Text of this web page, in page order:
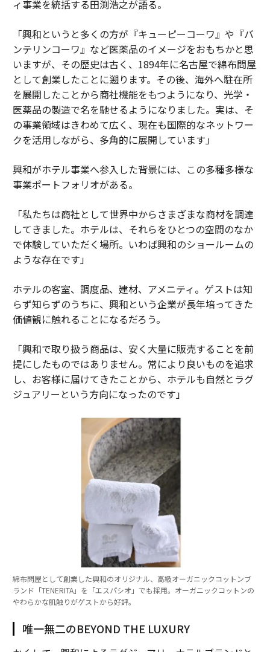
ィ事業を統括する田渕浩之が語る。
「興和というと多くの方が『キューピーコーワ』や『バ
ンテリンコーワ』など医薬品のイメージをおもちかと思
いますが、その歴史は古く、1894年に名古屋で綿布問屋
として創業したことに遡ります。その後、海外へ駐在所
を展開したことから商社機能をもつようになり、光学・
医薬品の製造で名を馳せるようになりました。実は、そ
の事業領域はきわめて広く、現在も国際的なネットワー
クを活用しながら、多角的に展開しています」
興和がホテル事業へ参入した背景には、この多種多様な
事業ポートフォリオがある。
「私たちは商社として世界中からさまざまな商材を調達
してきました。ホテルは、それらをひとつの空間のなか
で体験していただく場所。いわば興和のショールームの
ような存在です」
ホテルの客室、調度品、建材、アメニティ。ゲストは知
らず知らずのうちに、興和という企業が長年培ってきた
価値観に触れることになるだろう。
「興和で取り扱う商品は、安く大量に販売することを前
提にしたものではありません。常により良いものを追求
し、お客様に届けてきたことから、ホテルも自然とラグ
ジュアリーという方向になったのです」
綿布問屋として創業した興和のオリジナル、高級オーガニックコットンブ
ランド「TENERITA」を「エスパシオ」でも採用。オーガニックコットンの
やわらかな肌触りがゲストから好評。
唯一無二のBEYOND THE LUXURY